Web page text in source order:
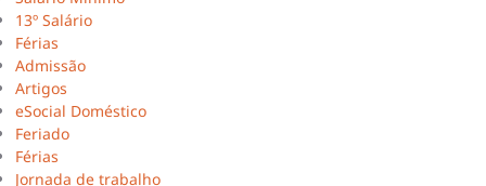
13º Salário
Férias
Admissão
Artigos
eSocial Doméstico
Feriado
Férias
Jornada de trabalho